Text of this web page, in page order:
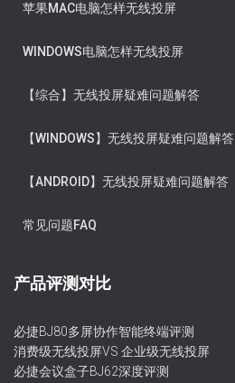
苹果MAC电脑怎样无线投屏
WINDOWS电脑怎样无线投屏
【综合】无线投屏疑难问题解答
【WINDOWS】无线投屏疑难问题解答
【ANDROID】无线投屏疑难问题解答
常见问题FAQ
产品评测对比
必捷BJ80多屏协作智能终端评测
消费级无线投屏VS 企业级无线投屏
必捷会议盒子BJ62深度评测